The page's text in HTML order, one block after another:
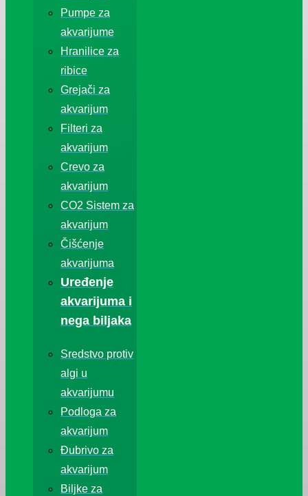
Pumpe za
akvarijume
Hranilice za
ribice
Grejači za
akvarijum
Filteri za
akvarijum
Crevo za
akvarijum
CO2 Sistem za
akvarijum
Čišćenje
akvarijuma
Uređenje
akvarijuma i
nega biljaka
Sredstvo protiv
algi u
akvarijumu
Podloga za
akvarijum
Đubrivo za
akvarijum
Biljke za